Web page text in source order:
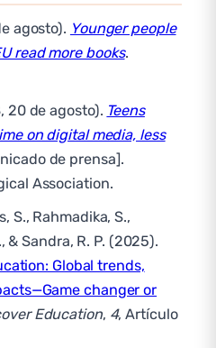
agosto). Younger people
read more books.
20 de agosto). Teens
on digital media, less
de prensa].
Association.
S., Rahmadika, S.,
& Sandra, R. P. (2025).
Global trends,
changer or
Education, 4, Artículo